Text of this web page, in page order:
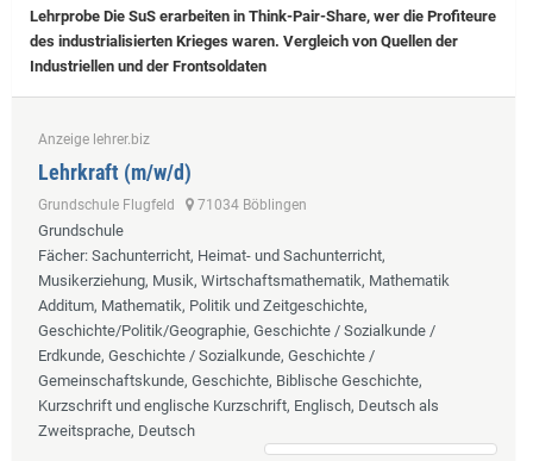
Lehrprobe Die SuS erarbeiten in Think-Pair-Share, wer die Profiteure
des industrialisierten Krieges waren. Vergleich von Quellen der
Industriellen und der Frontsoldaten
Anzeige lehrer.biz
Lehrkraft (m/w/d)
Grundschule Flugfeld 71034 Böblingen
Grundschule
Fächer: Sachunterricht, Heimat- und Sachunterricht,
Musikerziehung, Musik, Wirtschaftsmathematik, Mathematik
Additum, Mathematik, Politik und Zeitgeschichte,
Geschichte/Politik/Geographie, Geschichte / Sozialkunde /
Erdkunde, Geschichte / Sozialkunde, Geschichte /
Gemeinschaftskunde, Geschichte, Biblische Geschichte,
Kurzschrift und englische Kurzschrift, Englisch, Deutsch als
Zweitsprache, Deutsch